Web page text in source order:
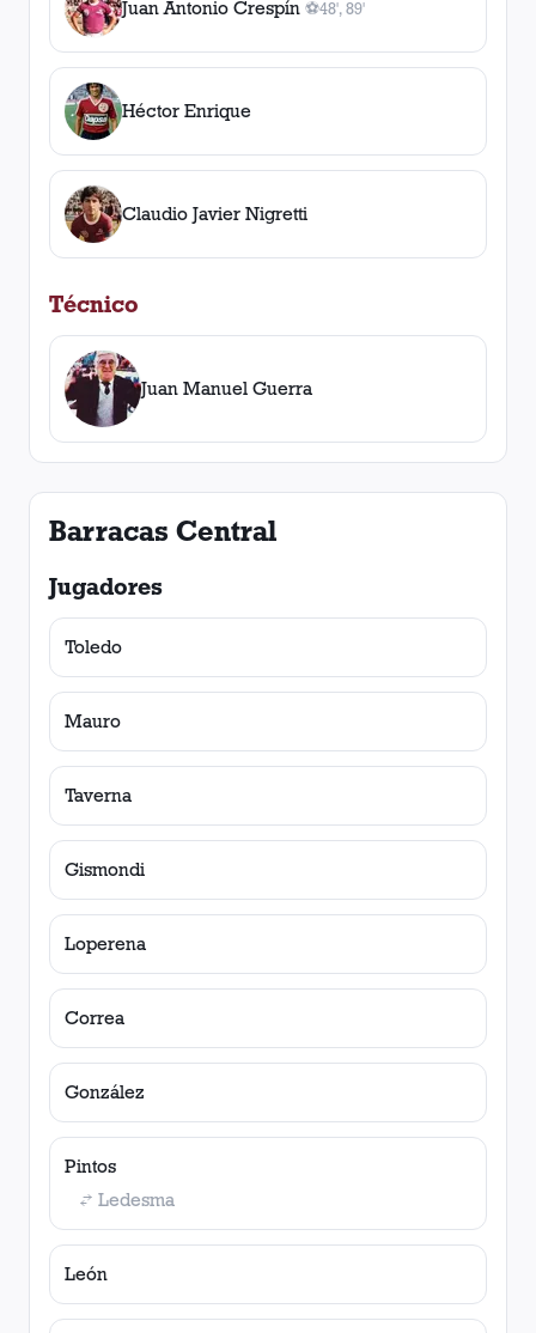
Juan Antonio Crespín ⚽
2goles, 48', 89'
48', 89'
Héctor Enrique
Claudio Javier Nigretti
Técnico
Juan Manuel Guerra
Barracas Central
Jugadores
Toledo
Mauro
Taverna
Gismondi
Loperena
Correa
González
Pintos
Ledesma
León